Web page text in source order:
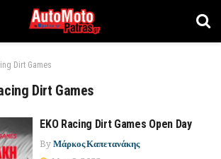
Dirt Games
Dirt Games
EKO Racing Dirt Games Open Day
By Μάρκος Καπετανάκης